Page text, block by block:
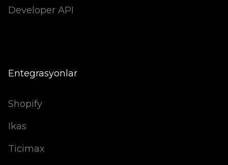
Developer API
Entegrasyonlar
Shopify
Ikas
Ticimax